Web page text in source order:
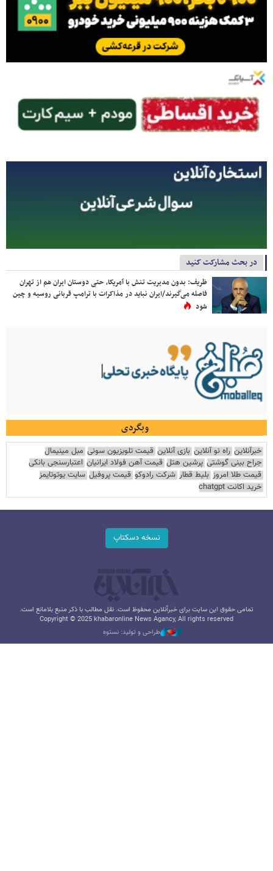
در بحث مشارکت کنید
ظریف: بدون مدیریت تنش با آمریکا، حتی دوستان ایران هم از تهران
فاصله می‌گیرند/ایران نباید در مذاکرات با ترامپ قربانی روسیه و چین
شود
وبگردی
خبرآنلاین راه نو آنلاین بازی آنلاین قیمت تلویزیون سونی مبل مینیمال
جراح بینی گوشتی پرشین هتل قیمت آهن فولاد ایرانیان اعتبارسنجی بانکی
قیمت طلا امروز بلیط قطار شرکت رادوکو قیمت پروفیل سایت یوتوتایمز
خرید اکانت chatgpt
نسخه دسکتاپ
تمامی حقوق این سایت برای خبرآنلاین محفوظ است. نقل مطالب با ذکر منبع بلامانع است.
Copyright © 2025 khabaronline News Agancy, All rights reserved
طراحی و تولید: نستوه